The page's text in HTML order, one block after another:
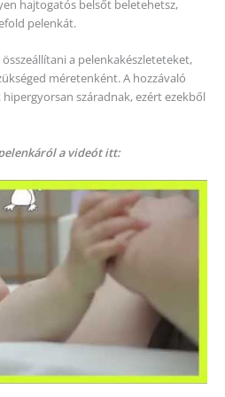
hajtogatós belsőt beletehetsz,
pelenkát.
a pelenkakészleteteket,
méretenként. A hozzávaló
száradnak, ezért ezekből
a videót itt: